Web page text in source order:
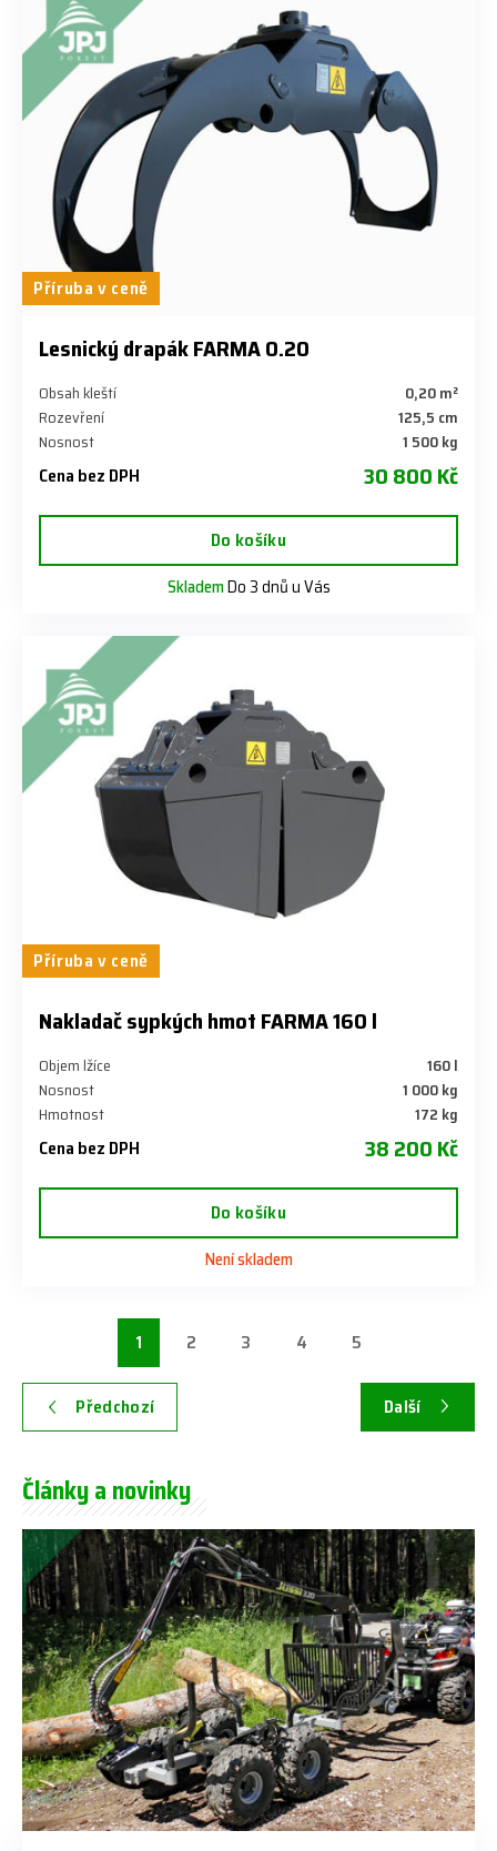
Příruba v ceně
Lesnický drapák FARMA 0.20
Obsah kleští
0,20 m²
Rozevření
125,5 cm
Nosnost
1 500 kg
Cena bez DPH 30 800 Kč
Do košíku
SklademDo 3 dnů u Vás
Příruba v ceně
Nakladač sypkých hmot FARMA 160 l
Objem lžíce
160 l
Nosnost
1 000 kg
Hmotnost
172 kg
Cena bez DPH 38 200 Kč
Do košíku
Není skladem
Předchozí
1 2 3 4 5
Další
Články a novinky